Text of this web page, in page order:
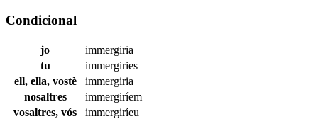
Condicional
jo
immergiria
tu
immergiries
ell, ella, vostè
immergiria
nosaltres
immergiríem
vosaltres, vós
immergiríeu